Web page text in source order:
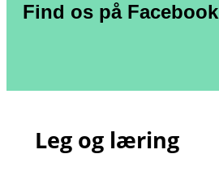
Find os på Facebook
Leg og læring